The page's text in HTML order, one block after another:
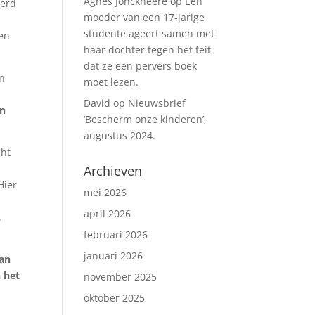
het
moeder van een 17-jarige
studente ageert samen met
haar dochter tegen het feit
dat ze een pervers boek
moet lezen.
David op Nieuwsbrief
‘Bescherm onze kinderen’,
augustus 2024.
Archieven
mei 2026
april 2026
februari 2026
januari 2026
november 2025
oktober 2025